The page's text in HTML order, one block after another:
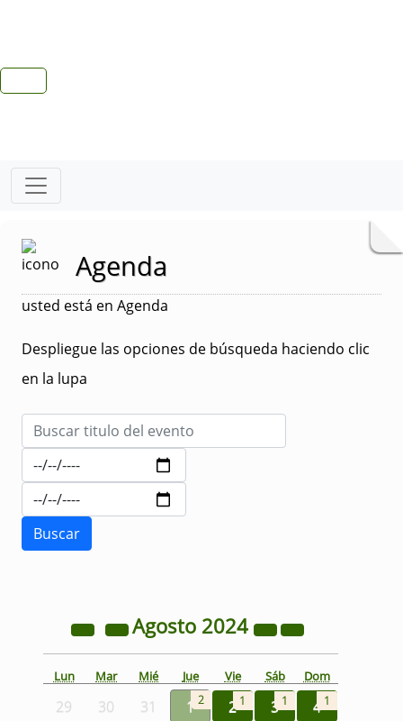
Agenda
usted está en Agenda
Despliegue las opciones de búsqueda haciendo clic
en la lupa
Agosto 2024
Lun Mar Mié Jue Vie Sáb Dom
29 30 31 1 2 2 1 3 1 4 1